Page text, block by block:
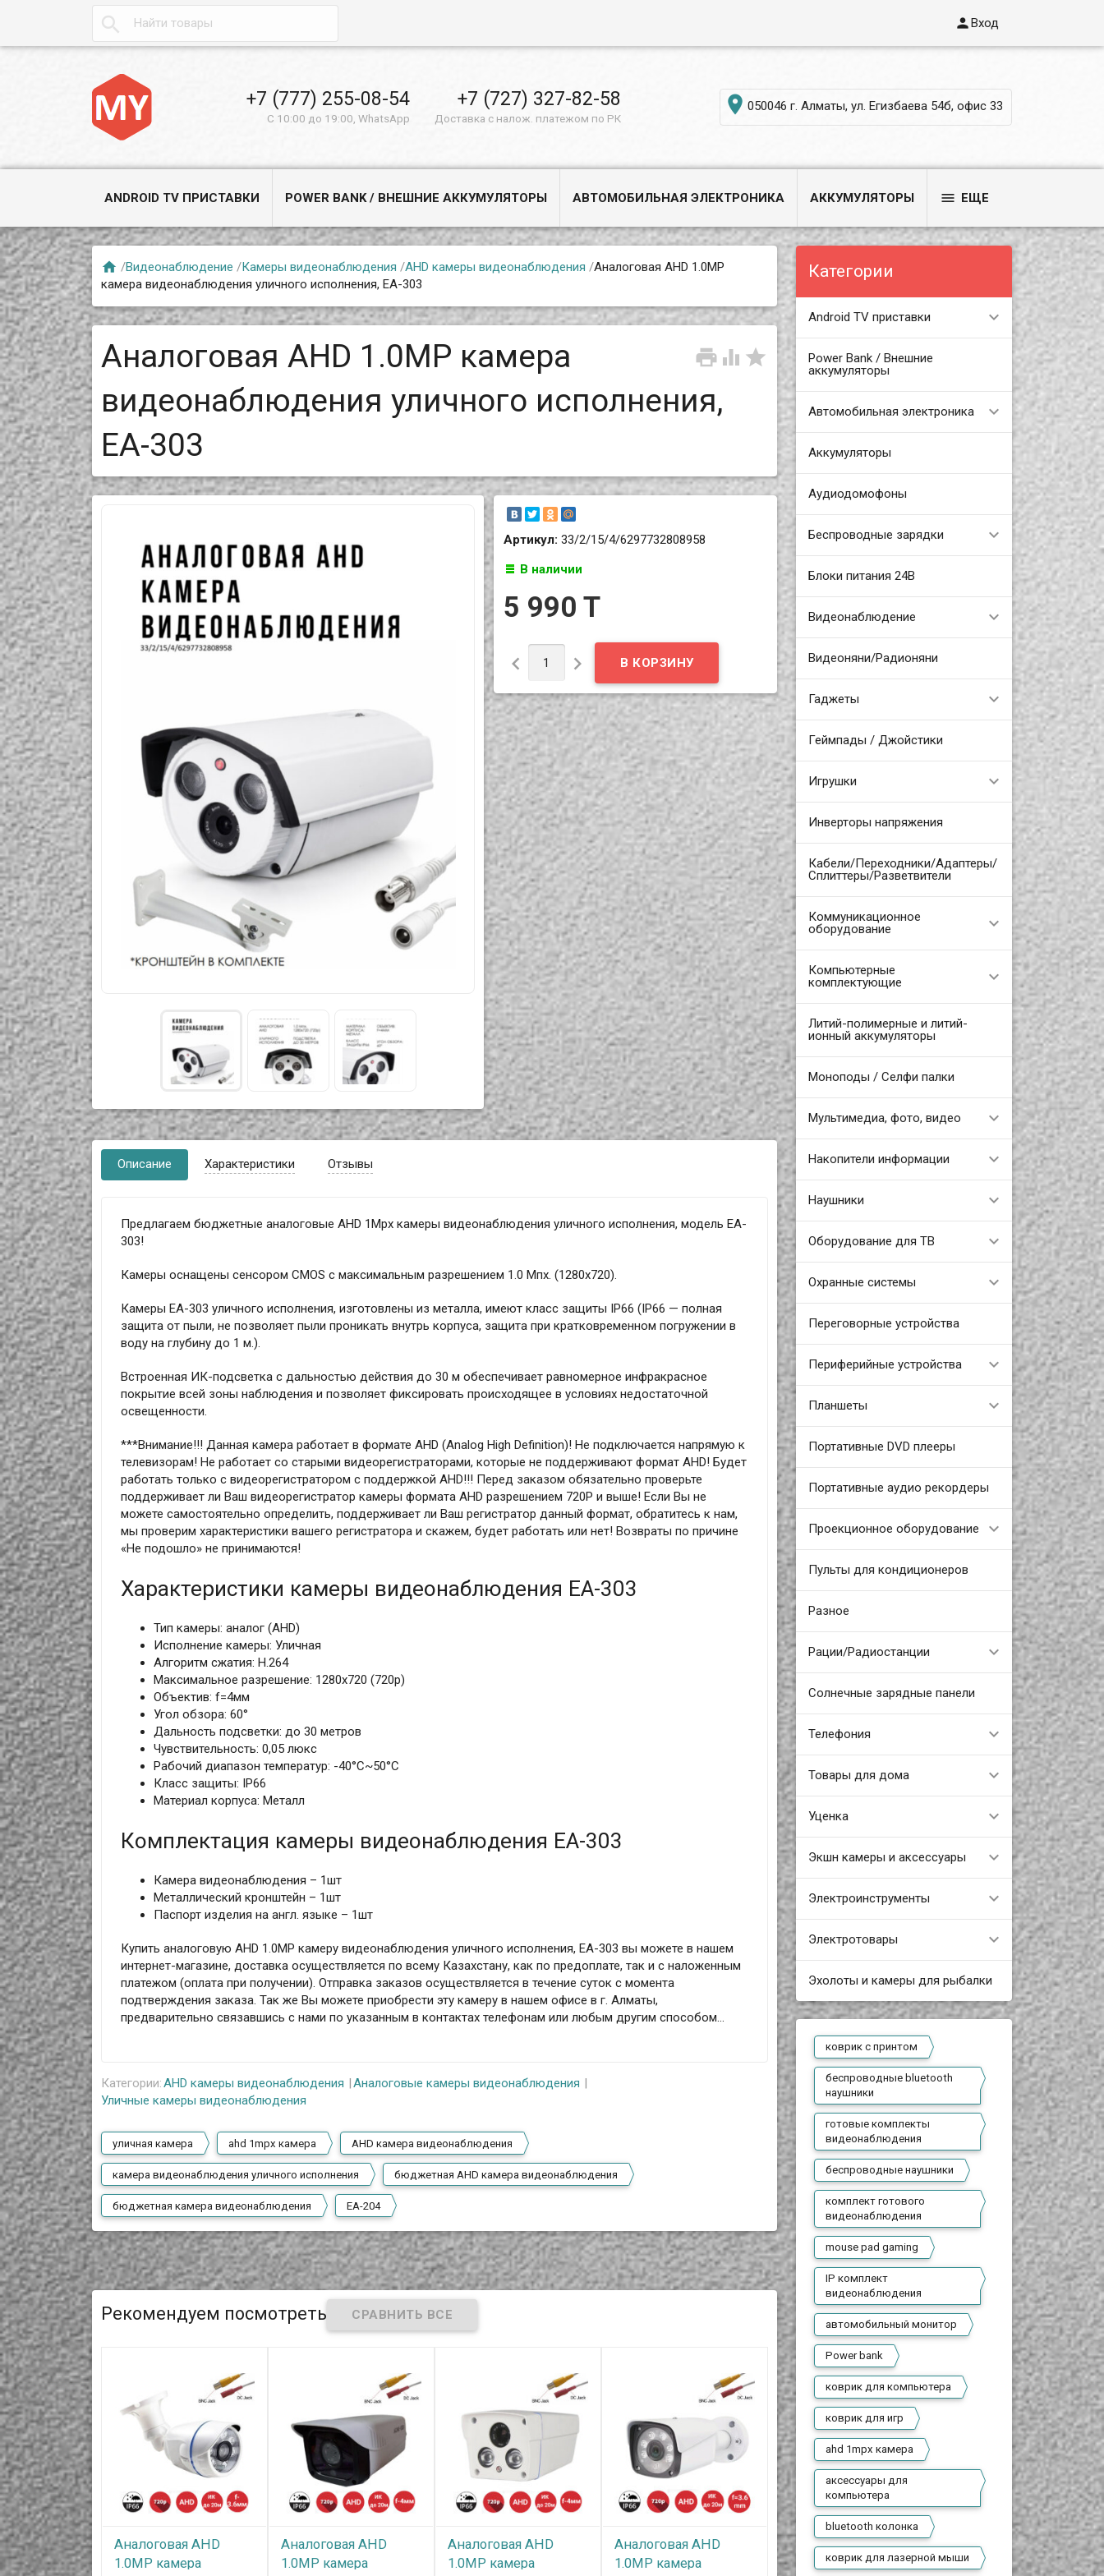
 Вход
+7 (777) 255-08-54
С 10:00 до 19:00, WhatsApp
+7 (727) 327-82-58
Доставка с налож. платежом по РК
 050046 г. Алматы, ул. Егизбаева 54б, офис 33
ANDROID TV ПРИСТАВКИ POWER BANK / ВНЕШНИЕ АККУМУЛЯТОРЫ АВТОМОБИЛЬНАЯ ЭЛЕКТРОНИКА АККУМУЛЯТОРЫ  ЕЩЕ
Категории
Android TV приставки
Power Bank / Внешние
аккумуляторы
Автомобильная электроника
Аккумуляторы
Аудиодомофоны
Беспроводные зарядки
Блоки питания 24В
Видеонаблюдение
Видеоняни/Радионяни
Гаджеты
Геймпады / Джойстики
Игрушки
Инверторы напряжения
Кабели/Переходники/Адаптеры/
Сплиттеры/Разветвители
Коммуникационное
оборудование
Компьютерные
комплектующие
Литий-полимерные и литий-
ионный аккумуляторы
Моноподы / Селфи палки
Мультимедиа, фото, видео
Накопители информации
Наушники
Оборудование для ТВ
Охранные системы
Переговорные устройства
Периферийные устройства
Планшеты
Портативные DVD плееры
Портативные аудио рекордеры
Проекционное оборудование
Пульты для кондиционеров
Разное
Рации/Радиостанции
Солнечные зарядные панели
Телефония
Товары для дома
Уценка
Экшн камеры и аксессуары
Электроинструменты
Электротовары
Эхолоты и камеры для рыбалки
коврик с принтом
беспроводные bluetooth
наушники
готовые комплекты
видеонаблюдения
беспроводные наушники
комплект готового
видеонаблюдения
mouse pad gaming
IP комплект
видеонаблюдения
автомобильный монитор
Power bank
коврик для компьютера
коврик для игр
ahd 1mpx камера
аксессуары для
компьютера
bluetooth колонка
коврик для лазерной мыши
 /Видеонаблюдение /Камеры видеонаблюдения /AHD камеры видеонаблюдения /Аналоговая AHD 1.0MP
камера видеонаблюдения уличного исполнения, EA-303
  
Аналоговая AHD 1.0MP камера
видеонаблюдения уличного исполнения,
EA-303
Артикул: 33/2/15/4/6297732808958
В наличии
5 990 T
 
Описание Характеристики Отзывы
Предлагаем бюджетные аналоговые AHD 1Mpx камеры видеонаблюдения уличного исполнения, модель EA-
303!
Камеры оснащены сенсором CMOS с максимальным разрешением 1.0 Мпх. (1280x720).
Камеры EA-303 уличного исполнения, изготовлены из металла, имеют класс защиты IP66 (IP66 — полная
защита от пыли, не позволяет пыли проникать внутрь корпуса, защита при кратковременном погружении в
воду на глубину до 1 м.).
Встроенная ИК-подсветка с дальностью действия до 30 м обеспечивает равномерное инфракрасное
покрытие всей зоны наблюдения и позволяет фиксировать происходящее в условиях недостаточной
освещенности.
***Внимание!!! Данная камера работает в формате AHD (Analog High Definition)! Не подключается напрямую к
телевизорам! Не работает со старыми видеорегистраторами, которые не поддерживают формат AHD! Будет
работать только с видеорегистратором с поддержкой AHD!!! Перед заказом обязательно проверьте
поддерживает ли Ваш видеорегистратор камеры формата AHD разрешением 720P и выше! Если Вы не
можете самостоятельно определить, поддерживает ли Ваш регистратор данный формат, обратитесь к нам,
мы проверим характеристики вашего регистратора и скажем, будет работать или нет! Возвраты по причине
«Не подошло» не принимаются!
Характеристики камеры видеонаблюдения EA-303
Тип камеры: аналог (AHD)
Исполнение камеры: Уличная
Алгоритм сжатия: H.264
Максимальное разрешение: 1280x720 (720р)
Объектив: f=4мм
Угол обзора: 60°
Дальность подсветки: до 30 метров
Чувствительность: 0,05 люкс
Рабочий диапазон температур: -40°С~50°С
Класс защиты: IP66
Материал корпуса: Металл
Комплектация камеры видеонаблюдения EA-303
Камера видеонаблюдения – 1шт
Металлический кронштейн – 1шт
Паспорт изделия на англ. языке – 1шт
Купить аналоговую AHD 1.0MP камеру видеонаблюдения уличного исполнения, EA-303 вы можете в нашем
интернет-магазине, доставка осуществляется по всему Казахстану, как по предоплате, так и с наложенным
платежом (оплата при получении). Отправка заказов осуществляется в течение суток с момента
подтверждения заказа. Так же Вы можете приобрести эту камеру в нашем офисе в г. Алматы,
предварительно связавшись с нами по указанным в контактах телефонам или любым другим способом…
Категории:AHD камеры видеонаблюдения
Аналоговые камеры видеонаблюдения
Уличные камеры видеонаблюдения
уличная камера ahd 1mpx камера AHD камера видеонаблюдения
камера видеонаблюдения уличного исполнения бюджетная AHD камера видеонаблюдения
бюджетная камера видеонаблюдения EA-204
Рекомендуем посмотреть
Аналоговая AHD
1.0MP камера
Аналоговая AHD
1.0MP камера
Аналоговая AHD
1.0MP камера
Аналоговая AHD
1.0MP камера
Аналоговая AHD
1Mpx камера
Аналоговая AHD
1Mpx камера